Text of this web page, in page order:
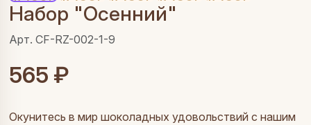
Набор "Осенний"
Арт. CF-RZ-002-1-9
565 ₽
Окунитесь в мир шоколадных удовольствий с нашим